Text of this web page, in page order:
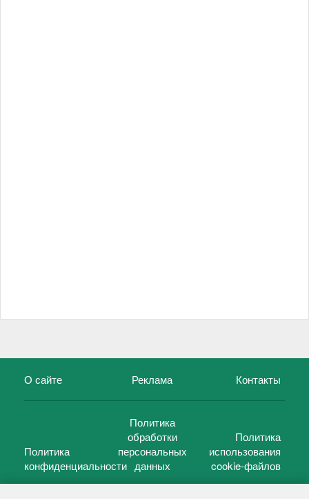
О сайте Реклама Контакты
Политика
конфиденциальности
Политика
обработки
персональных
данных
Политика
использования
cookie-файлов